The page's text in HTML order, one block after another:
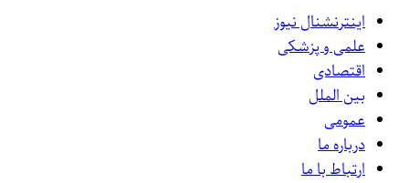
اینترنشنال نیوز
علمی و پزشکی
اقتصادی
بین الملل
عمومی
درباره ما
ارتباط با ما